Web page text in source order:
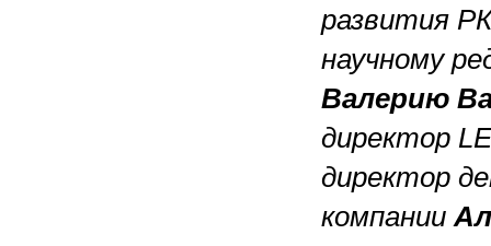
развития
научному
Валерию
директор
директор
компании